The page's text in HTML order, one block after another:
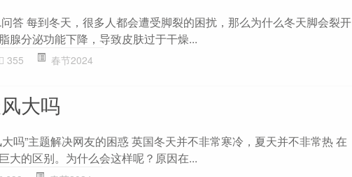
答 每到冬天，很多人都会遭受脚裂的困扰，那么为什么冬天脚会裂开
腺分泌功能下降，导致皮肤过于干燥...
355 春节2024
大吗
吗”主题解决网友的困惑 英国冬天并不非常寒冷，夏天并不非常热 在
大的区别。为什么会这样呢？原因在...